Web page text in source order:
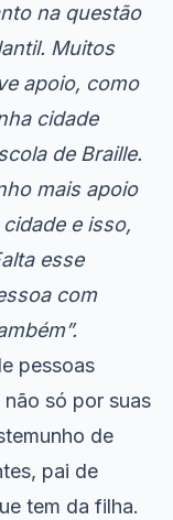
na questão
Muitos
apoio, como
cidade
de Braille.
mais apoio
e isso,
esse
com
pessoas
só por suas
de
pai de
tem da filha.